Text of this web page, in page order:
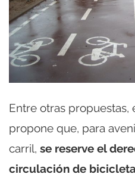
Entre otras
propone que, para
carril, se reserve el
circulación de